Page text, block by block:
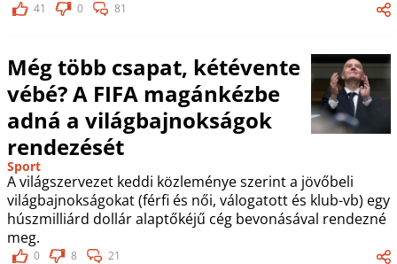
41 0 81
Még több csapat, kétévente
vébé? A FIFA magánkézbe
adná a világbajnokságok
rendezését
Sport
A világszervezet keddi közleménye szerint a jövőbeli
világbajnokságokat (férfi és női, válogatott és klub-vb) egy
húszmilliárd dollár alaptőkéjű cég bevonásával rendezné
meg.
0 8 21